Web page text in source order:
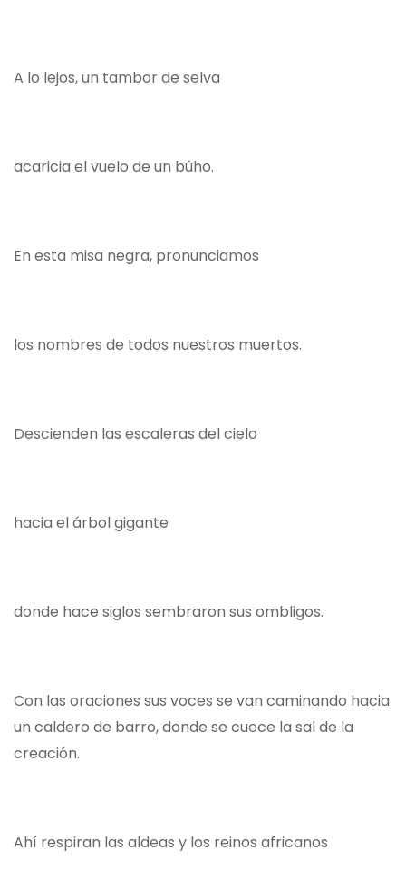
A lo lejos, un tambor de selva
acaricia el vuelo de un búho.
En esta misa negra, pronunciamos
los nombres de todos nuestros muertos.
Descienden las escaleras del cielo
hacia el árbol gigante
donde hace siglos sembraron sus ombligos.
Con las oraciones sus voces se van caminando hacia
un caldero de barro, donde se cuece la sal de la
creación.
Ahí respiran las aldeas y los reinos africanos